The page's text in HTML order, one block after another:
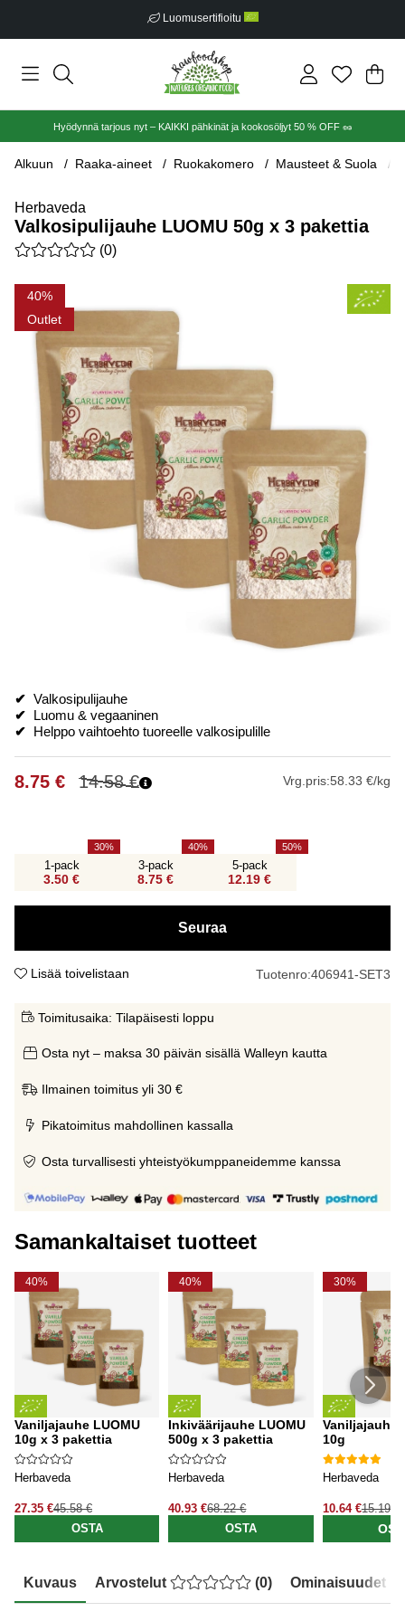
Luomusertifioitu
.
Hyödynnä tarjous nyt – KAIKKI pähkinät ja kookosöljyt 50 % OFF 🥜
Alkuun Raaka-aineet Ruokakomero Mausteet & Suola
Herbaveda
Valkosipulijauhe LUOMU 50g x 3 pakettia
Keskiarvoluokitus 0 / 5 Arvioiden määrä 0
(0)
40
Outlet
Tuotekuvat Valkosipulijauhe LUOMU 50g x 3 pakettia
✔ Valkosipulijauhe
✔ Luomu & vegaaninen
✔ Helppo vaihtoehto tuoreelle valkosipulille
14.58€
8.75 € Vrg.pris:58.33 €/kg
1-pack
3.50 €
30
3-pack
8.75 €
40
5-pack
12.19 €
50
Seuraa
Lisää toivelistaan Tuotenro:406941-SET3
Toimitusaika: Tilapäisesti loppu
Osta nyt – maksa 30 päivän sisällä Walleyn kautta
Ilmainen toimitus yli 30 €
Pikatoimitus mahdollinen kassalla
Osta turvallisesti yhteistyökumppaneidemme kanssa
Samankaltaiset tuotteet
40%
Vaniljajauhe LUOMU
10g x 3 pakettia
Herbaveda
27.35 €45.58 €
OSTA
40%
Inkiväärijauhe LUOMU
500g x 3 pakettia
Herbaveda
40.93 €68.22 €
OSTA
30%
Vaniljajauhe
10g
Herbaveda
10.64 €15.19 €
Kuvaus Arvostelut (0) Ominaisuudet